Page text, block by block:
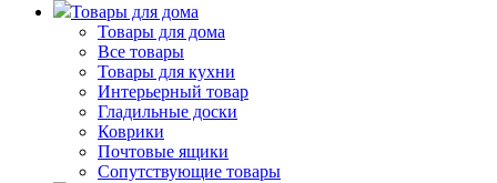
Товары для дома
Товары для дома
Все товары
Товары для кухни
Интерьерный товар
Гладильные доски
Коврики
Почтовые ящики
Сопутствующие товары